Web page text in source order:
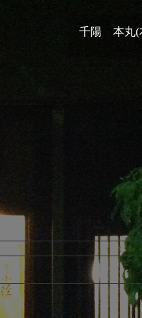
千陽 本丸(